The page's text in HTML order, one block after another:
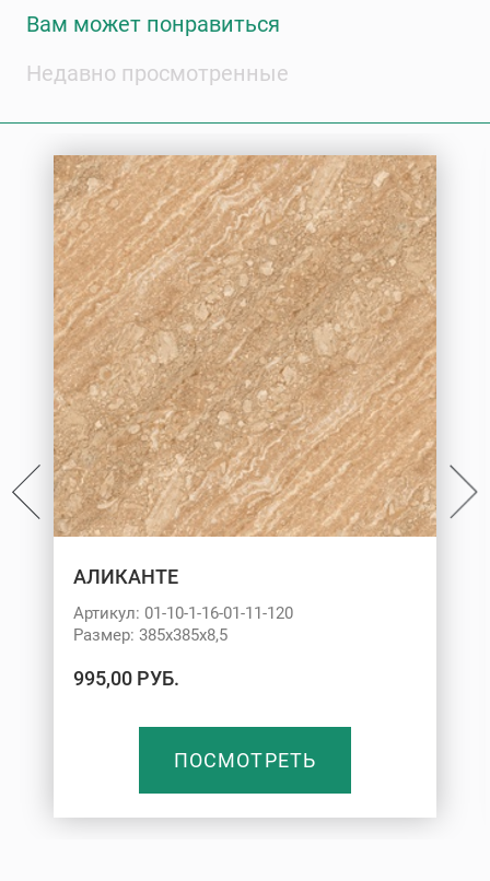
Вам может понравиться
Недавно просмотренные
АЛИКАНТЕ
Артикул: 01-10-1-16-01-11-120
Размер: 385х385х8,5
995,00 РУБ.
ПОСМОТРЕТЬ